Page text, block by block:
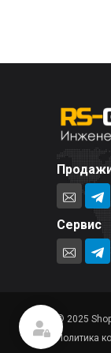
Сервис
© 2025
Политика